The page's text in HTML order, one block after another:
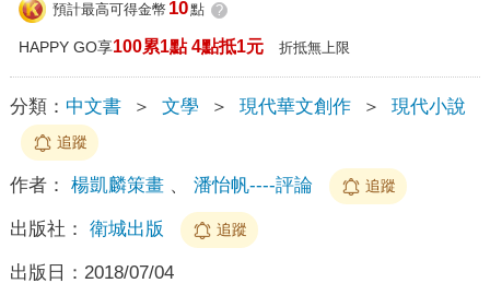
預計最高可得金幣 10點 ?
HAPPY GO享100累1點 4點抵1元 折抵無上限
分類： 中文書 ＞ 文學 ＞ 現代華文創作 ＞ 現代小說
追蹤
作者： 楊凱麟策畫、 潘怡帆----評論 追蹤
出版社： 衛城出版 追蹤
出版日： 2018/07/04